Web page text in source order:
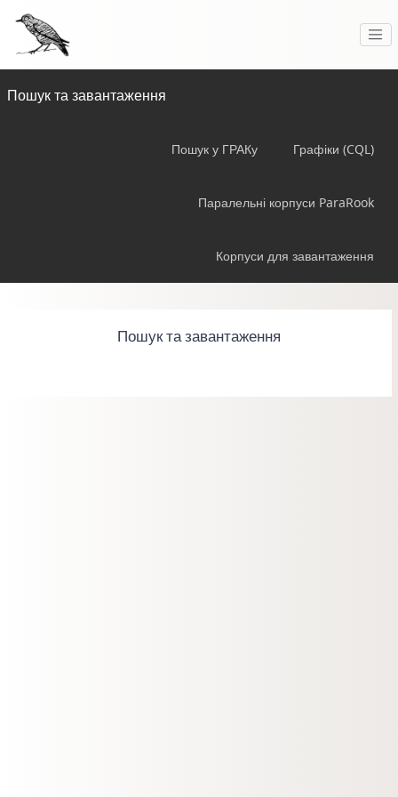
Пошук та завантаження
Пошук у ГРАКу Графіки (CQL)
Паралельні корпуси ParaRook
Корпуси для завантаження
Пошук та завантаження